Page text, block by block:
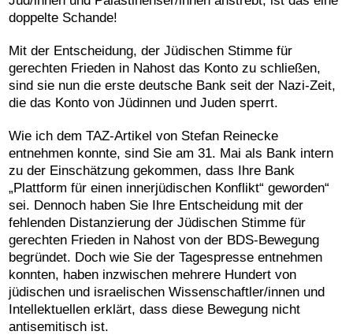
doppelte Schande!
Mit der Entscheidung, derJüdischen Stimme für
gerechten Frieden in Nahost das Konto zu schließen,
sind sie nun die erste deutsche Bank seit der Nazi-Zeit,
die das Konto von Jüdinnen und Juden sperrt.
Wie ich dem TAZ-Artikel von Stefan Reinecke
entnehmen konnte, sind Sie am 31. Mai als Bank intern
zu der Einschätzung gekommen, dass Ihre Bank
„Plattform für einen innerjüdischen Konflikt“ geworden“
sei. Dennoch haben Sie Ihre Entscheidung mit der
fehlenden Distanzierung derJüdischen Stimme für
gerechten Frieden in Nahost von der BDS-Bewegung
begründet. Doch wie Sie der Tagespresse entnehmen
konnten, haben inzwischen mehrere Hundert von
jüdischen und israelischen Wissenschaftler/innen und
Intellektuellen erklärt, dass diese Bewegung nicht
antisemitisch ist.